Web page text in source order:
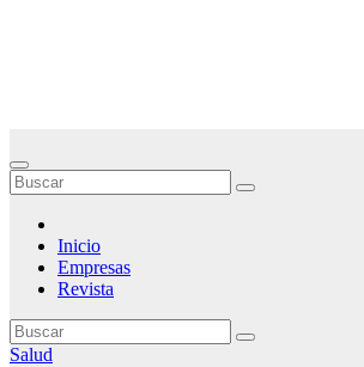
Inicio
Empresas
Revista
Salud